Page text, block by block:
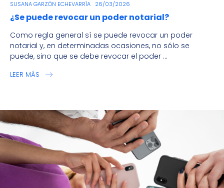
SUSANA GARZÓN ECHEVARRÍA 26/03/2026
¿Se puede revocar un poder notarial?
Como regla general sí se puede revocar un poder
notarial y, en determinadas ocasiones, no sólo se
puede, sino que se debe revocar el poder ...
LEER MÁS